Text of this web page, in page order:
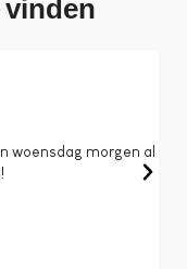
woensdag morgen al